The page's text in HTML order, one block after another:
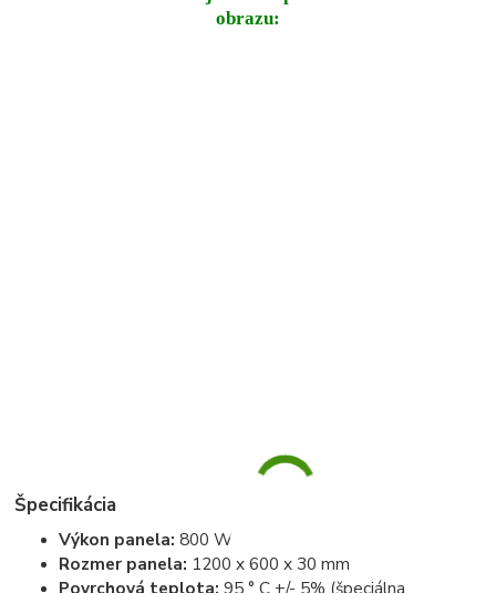
obrazu:
Špecifikácia
Výkon panela:800 W
Rozmer panela: 1200 x 600 x 30 mm
Povrchová teplota: 95 ° C +/- 5% (špeciálna